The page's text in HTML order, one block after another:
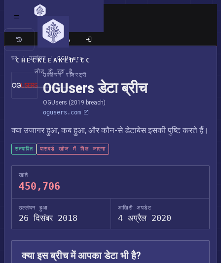
CHECKLEAKED.CC
लोड हो रहा है
क्लासिक साइट
घर / उल्लंघन / OGUsers
उल्लंघन रजिस्ट्री
OGUsers डेटा ब्रीच
OGUsers (2019 breach)
ogusers.com
क्या उजागर हुआ, कब हुआ, और कौन-से डेटाबेस इसकी पुष्टि करते हैं।
सत्यापित पासवर्ड खोज में मिल जाएगा
खाते
450,706
उल्लंघन हुआ
26 दिसंबर 2018
आखिरी अपडेट
4 अप्रैल 2020
क्या इस ब्रीच में आपका डेटा भी है?